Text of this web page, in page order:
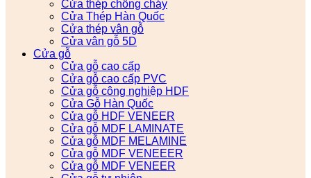
Cửa thép chống cháy
Cửa Thép Hàn Quốc
Cửa thép vân gỗ
Cửa vân gỗ 5D
Cửa gỗ
Cửa gỗ cao cấp
Cửa gỗ cao cấp PVC
Cửa gỗ công nghiệp HDF
Cửa Gỗ Hàn Quốc
Cửa gỗ HDF VENEER
Cửa gỗ MDF LAMINATE
Cửa gỗ MDF MELAMINE
Cửa gỗ MDF VENEEER
Cửa gỗ MDF VENEER